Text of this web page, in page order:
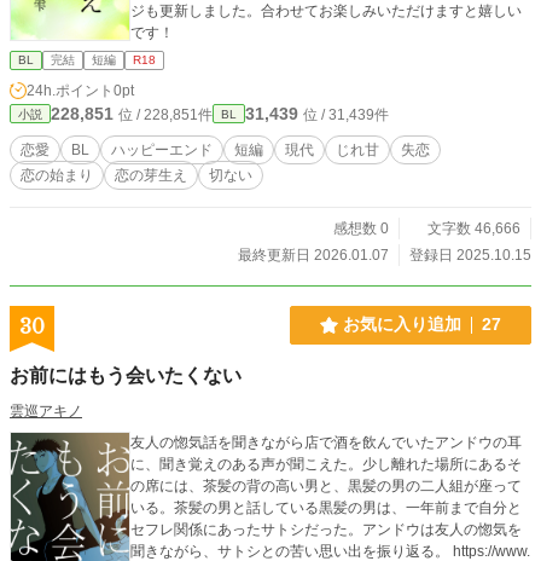
ジも更新しました。合わせてお楽しみいただけますと嬉しい
です！
BL 完結 短編 R18
24h.ポイント 0pt
小説 228,851 位 / 228,851件 BL 31,439 位 / 31,439件
恋愛 BL ハッピーエンド 短編 現代 じれ甘
失恋
恋の始まり
恋の芽生え 切ない
感想数 0
文字数 46,666
最終更新日 2026.01.07
登録日 2025.10.15
30 お気に入り追加 27
お前にはもう会いたくない
雲巡アキノ
友人の惚気話を聞きながら店で酒を飲んでいたアンドウの耳
に、聞き覚えのある声が聞こえた。少し離れた場所にあるそ
の席には、茶髪の背の高い男と、黒髪の男の二人組が座って
いる。茶髪の男と話している黒髪の男は、一年前まで自分と
セフレ関係にあったサトシだった。アンドウは友人の惚気を
聞きながら、サトシとの苦い思い出を振り返る。 https://www.